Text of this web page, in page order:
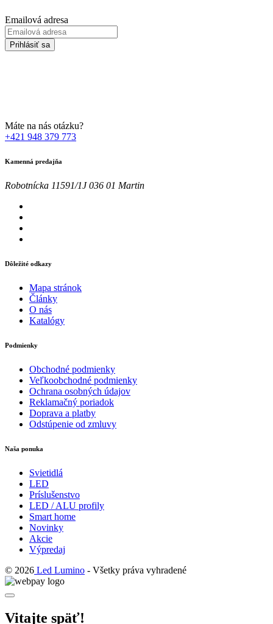
Emailová adresa
Prihlásiť sa
Máte na nás otázku?
+421 948 379 773
Kamenná predajňa
Robotnícka 11591/1J 036 01 Martin
Dôležité odkazy
Mapa stránok
Články
O nás
Katalógy
Podmienky
Obchodné podmienky
Veľkoobchodné podmienky
Ochrana osobných údajov
Reklamačný poriadok
Doprava a platby
Odstúpenie od zmluvy
Naša ponuka
Svietidlá
LED
Príslušenstvo
LED / ALU profily
Smart home
Novinky
Akcie
Výpredaj
© 2026 Led Lumino - Všetky práva vyhradené
Vitajte späť!